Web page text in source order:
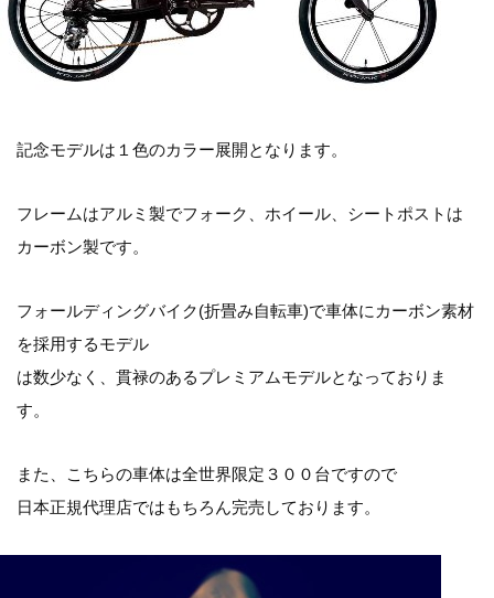
記念モデルは１色のカラー展開となります。
フレームはアルミ製でフォーク、ホイール、シートポストは
カーボン製です。
フォールディングバイク(折畳み自転車)で車体にカーボン素材
を採用するモデル
は数少なく、貫禄のあるプレミアムモデルとなっておりま
す。
また、こちらの車体は全世界限定３００台ですので
日本正規代理店ではもちろん完売しております。